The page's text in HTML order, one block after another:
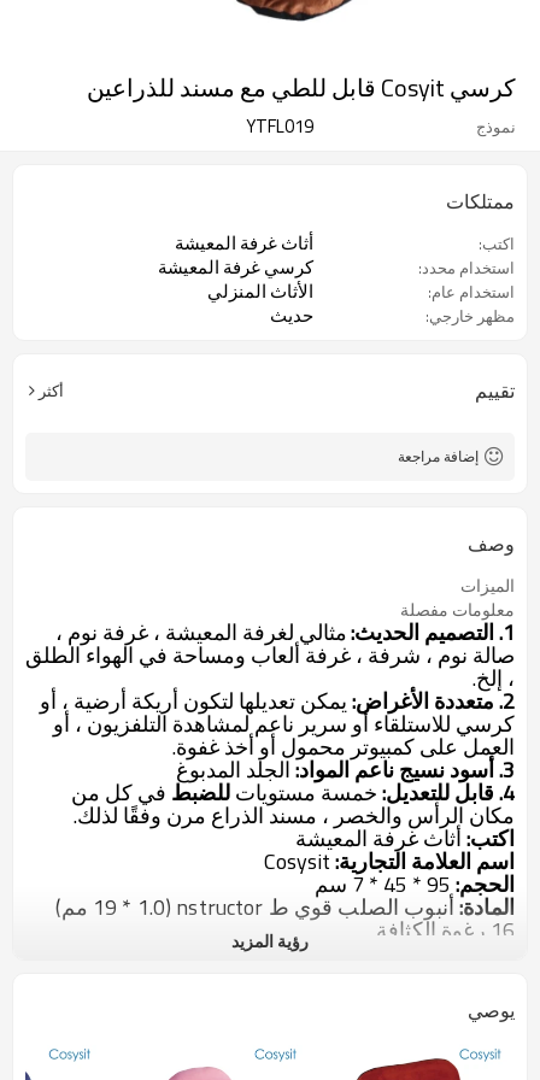
كرسي Cosyit قابل للطي مع مسند للذراعين
نموذج YTFL019
ممتلكات
اكتب: أثاث غرفة المعيشة
استخدام محدد: كرسي غرفة المعيشة
استخدام عام: الأثاث المنزلي
مظهر خارجي: حديث
تقييم أكثر
إضافة مراجعة
وصف
الميزات
معلومات مفصلة
1. التصميم الحديث:مثالي لغرفة المعيشة ، غرفة نوم ،
صالة نوم ، شرفة ، غرفة ألعاب ومساحة في الهواء الطلق
، إلخ.
2. متعددة الأغراض:يمكن تعديلها لتكون أريكة أرضية ، أو
كرسي للاستلقاء أو سرير ناعم لمشاهدة التلفزيون ، أو
العمل على كمبيوتر محمول أو أخذ غفوة.
3. أسود نسيج ناعم المواد:الجلد المدبوغ
4. قابل للتعديل: خمسة مستوياتللضبط في كل من
مكان الرأس والخصر ، مسند الذراع مرن وفقًا لذلك.
اكتب:أثاث غرفة المعيشة
اسم العلامة التجارية:
الحجم:
المادة:أنبوب الصلب قوي ط nstructor (19 * 1.0 مم)
16 رغوة الكثافة
في الكرتون تصدير براون طبقة 5
اختيار لون / شعار الطباعة:المتاحة
رؤية المزيد
يوصي